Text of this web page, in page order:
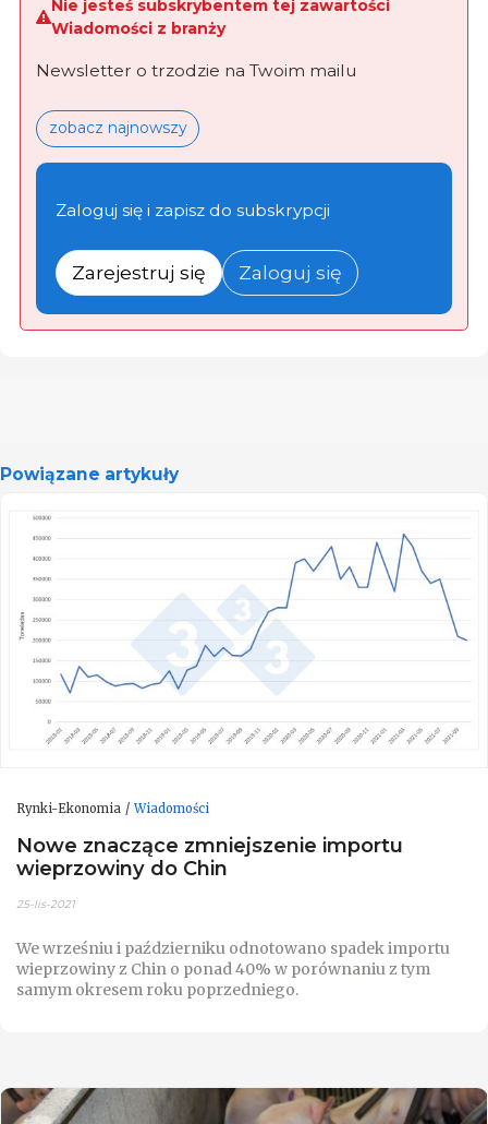
Nie jesteś subskrybentem tej zawartości
Wiadomości z branży
Newsletter o trzodzie na Twoim mailu
zobacz najnowszy
Zaloguj się i zapisz do subskrypcji
Zarejestruj się Zaloguj się
Powiązane artykuły
Rynki-Ekonomia Wiadomości
Nowe znaczące zmniejszenie importu
wieprzowiny do Chin
25-lis-2021
We wrześniu i październiku odnotowano spadek importu
wieprzowiny z Chin o ponad 40% w porównaniu z tym
samym okresem roku poprzedniego.